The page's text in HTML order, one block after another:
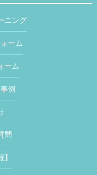
ニング
ーム
ーム
例
問
】